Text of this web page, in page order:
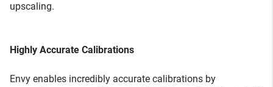
upscaling.
Highly Accurate Calibrations
Envy enables incredibly accurate calibrations by